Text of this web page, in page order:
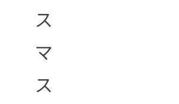
ス
マ
ス